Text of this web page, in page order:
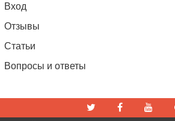
Вход
Отзывы
Статьи
Вопросы и ответы